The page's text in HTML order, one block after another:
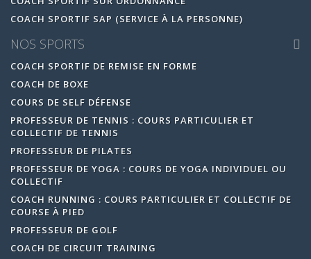
COACH SPORTIF SAP (SERVICE À LA PERSONNE)
NOS SPORTS
COACH SPORTIF DE REMISE EN FORME
COACH DE BOXE
COURS DE SELF DÉFENSE
PROFESSEUR DE TENNIS : COURS PARTICULIER ET
COLLECTIF DE TENNIS
PROFESSEUR DE PILATES
PROFESSEUR DE YOGA : COURS DE YOGA INDIVIDUEL OU
COLLECTIF
COACH RUNNING : COURS PARTICULIER ET COLLECTIF DE
COURSE À PIED
PROFESSEUR DE GOLF
COACH DE CIRCUIT TRAINING